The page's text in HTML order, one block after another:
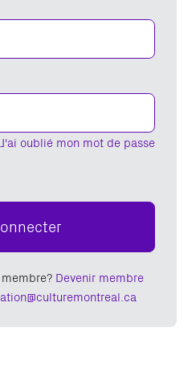
J'ai oublié mon mot de passe
Devenir membre